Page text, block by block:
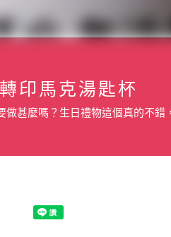
印馬克湯匙杯
甚麼嗎？生日禮物這個真的不錯